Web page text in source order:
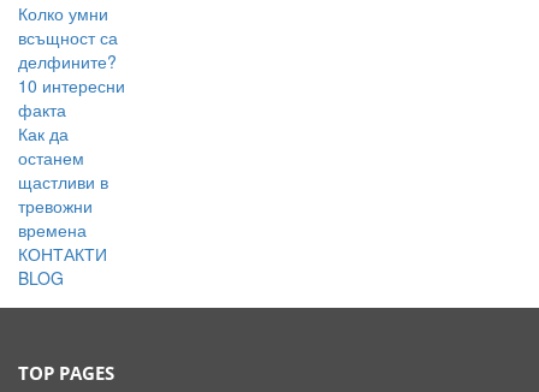
Колко умни
всъщност са
делфините?
10 интересни
факта
Как да
останем
щастливи в
тревожни
времена
КОНТАКТИ
BLOG
TOP PAGES